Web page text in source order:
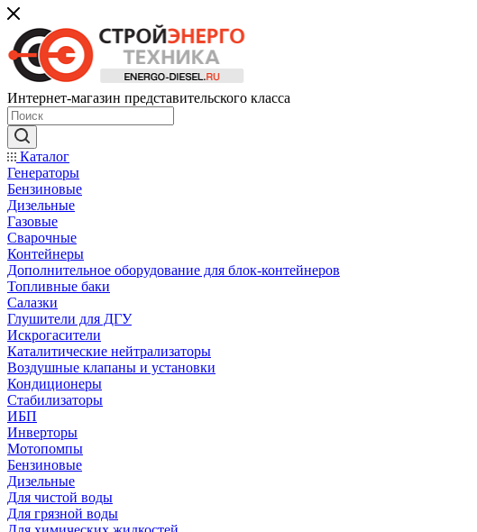
Интернет-магазин представительского класса
Каталог
Генераторы
Бензиновые
Дизельные
Газовые
Сварочные
Контейнеры
Дополнительное оборудование для блок-контейнеров
Топливные баки
Салазки
Глушители для ДГУ
Искрогасители
Каталитические нейтрализаторы
Воздушные клапаны и установки
Кондиционеры
Стабилизаторы
ИБП
Инверторы
Мотопомпы
Бензиновые
Дизельные
Для чистой воды
Для грязной воды